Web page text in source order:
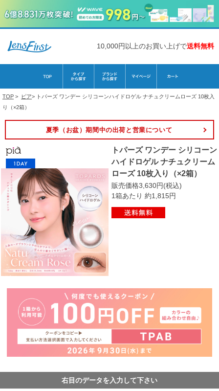
10,000円以上のお買い上げで送料無料
TOP > ピア> トパーズ ワンデー シリコーンハイドロゲル ナチュクリームローズ 10枚入
り（×2箱）
夏季（お盆）期間中の出荷と営業について
トパーズ ワンデー シリコーン
ハイドロゲル ナチュクリーム
ローズ 10枚入り（×2箱）
販売価格3,630円(税込)
1箱あたり 約1,815円
右目のデータを入力して下さい